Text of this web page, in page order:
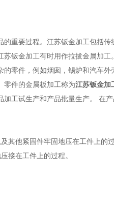
重要过程。江苏钣金加工包括
苏钣金加工有时用作拉拔金属加工
零件，例如烟囱，锡炉和汽车
零件的金属板加工称为江苏钣金加
工试生产和产品批量生产。 在
其他紧固件牢固地压在工件上的过
接在工件上的过程。